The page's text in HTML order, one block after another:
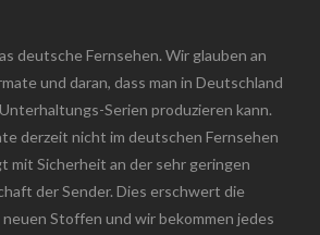
deutsche Fernsehen. Wir glauben an
und daran, dass man in Deutschland
Serien produzieren kann.
derzeit nicht im deutschen Fernsehen
mit Sicherheit an der sehr geringen
der Sender. Dies erschwert die
Stoffen und wir bekommen jedes